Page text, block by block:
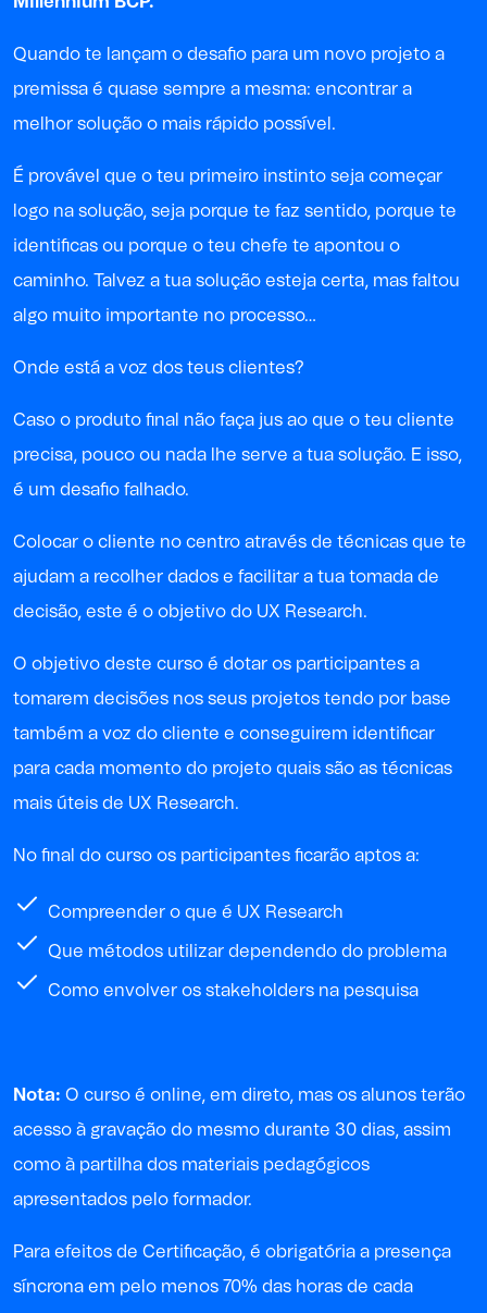
Quando te lançam o desafio para um novo projeto a
premissa é quase sempre a mesma: encontrar a
melhor solução o mais rápido possível.
É provável que o teu primeiro instinto seja começar
logo na solução, seja porque te faz sentido, porque te
identificas ou porque o teu chefe te apontou o
caminho. Talvez a tua solução esteja certa, mas faltou
algo muito importante no processo…
Onde está a voz dos teus clientes?
Caso o produto final não faça jus ao que o teu cliente
precisa, pouco ou nada lhe serve a tua solução. E isso,
é um desafio falhado.
Colocar o cliente no centro através de técnicas que te
ajudam a recolher dados e facilitar a tua tomada de
decisão, este é o objetivo do UX Research.
O objetivo deste curso é dotar os participantes a
tomarem decisões nos seus projetos tendo por base
também a voz do cliente e conseguirem identificar
para cada momento do projeto quais são as técnicas
mais úteis de UX Research.
No final do curso os participantes ficarão aptos a:
Compreender o que é UX Research
Que métodos utilizar dependendo do problema
Como envolver os stakeholders na pesquisa
Nota: O curso é online, em direto, mas os alunos terão
acesso à gravação do mesmo durante 30 dias, assim
como à partilha dos materiais pedagógicos
apresentados pelo formador.
Para efeitos de Certificação, é obrigatória a presença
síncrona em pelo menos 70% das horas de cada